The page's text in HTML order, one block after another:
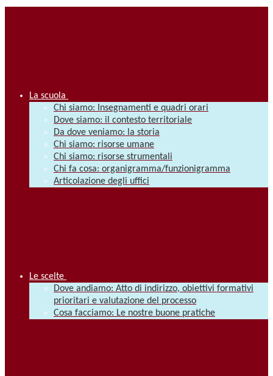
La scuola
Chi siamo: Insegnamenti e quadri orari
Dove siamo: il contesto territoriale
Da dove veniamo: la storia
Chi siamo: risorse umane
Chi siamo: risorse strumentali
Chi fa cosa: organigramma/funzionigramma
Articolazione degli uffici
Le scelte
Dove andiamo: Atto di indirizzo, obiettivi formativi
prioritari e valutazione del processo
Cosa facciamo: Le nostre buone pratiche